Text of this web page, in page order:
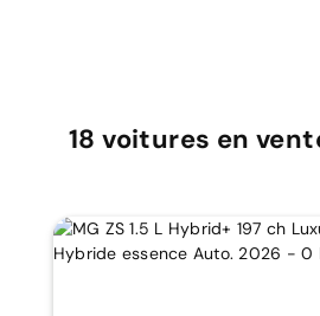
18voitures en